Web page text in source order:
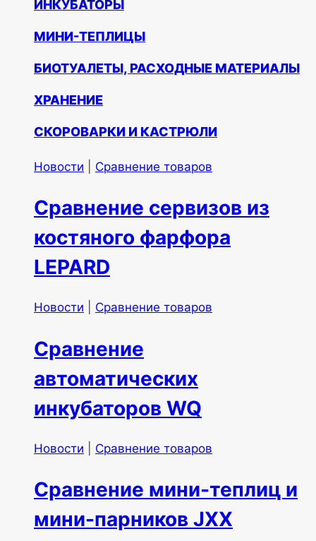
ИНКУБАТОРЫ
МИНИ-ТЕПЛИЦЫ
БИОТУАЛЕТЫ, РАСХОДНЫЕ МАТЕРИАЛЫ
ХРАНЕНИЕ
CКОРОВАРКИ И КАСТРЮЛИ
Новости Сравнение товаров
Сравнение сервизов из
костяного фарфора
LEPARD
Новости Сравнение товаров
Сравнение
автоматических
инкубаторов WQ
Новости Сравнение товаров
Сравнение мини-теплиц и
мини-парников JXX